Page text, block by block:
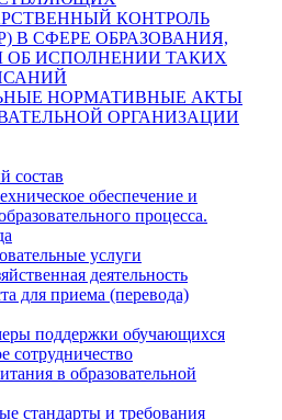
КОНТРОЛЬ
В СФЕРЕ ОБРАЗОВАНИЯ,
ОБ ИСПОЛНЕНИИ ТАКИХ
НОРМАТИВНЫЕ АКТЫ
ОРГАНИЗАЦИИ
состав
обеспечение и
процесса.
услуги
деятельность
для приема (перевода)
поддержки обучающихся
сотрудничество
в образовательной
стандарты и требования